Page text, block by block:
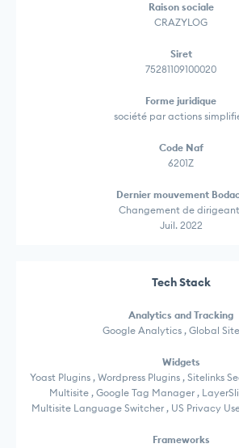
Raison sociale
CRAZYLOG
Siret
75281109100020
Forme juridique
société par actions
Code Naf
6201Z
Dernier mouvement
Changement de
Juil. 2022
Tech Stack
Analytics and Tracking
Google Analytics , Global
Widgets
Yoast Plugins , Wordpress Plugins , Sitelinks
Multisite , Google Tag Manager ,
Multisite Language Switcher , US Privacy
Frameworks